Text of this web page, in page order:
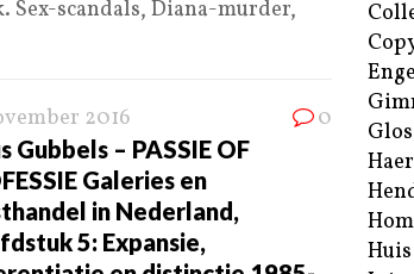
Sex-scandals, Diana-murder,
2016 0
Gubbels – PASSIE OF
Galeries en
in Nederland,
5: Expansie,